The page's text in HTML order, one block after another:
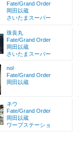
Fate/Grand Order
岡田以蔵
さいたまスーパー
珠良丸
Fate/Grand Order
岡田以蔵
さいたまスーパー
nol
Fate/Grand Order
岡田以蔵
ネウ
Fate/Grand Order
岡田以蔵
ワープステーショ